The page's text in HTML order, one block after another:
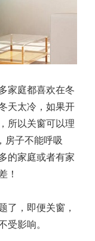
家庭都喜欢在冬
天太冷，如果开
所以关窗可以理
房子不能呼吸
的家庭或者有家
！
了，即便关窗，
影响。